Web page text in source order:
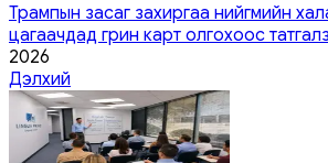
Трампын засаг захиргаа нийгмийн
цагаачдад грин карт олгохоос
2026
Дэлхий